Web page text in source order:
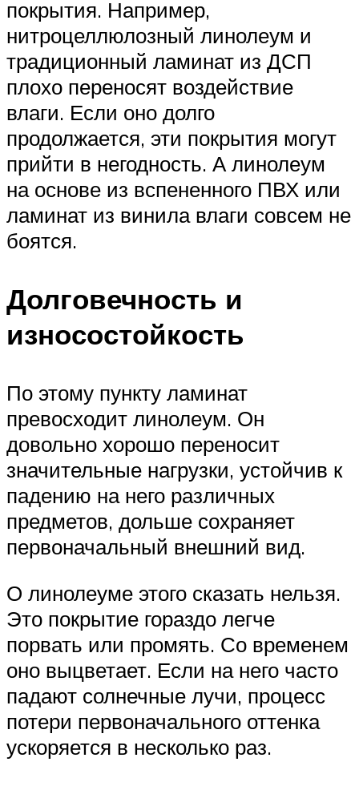
покрытия. Например,
нитроцеллюлозный линолеум и
традиционный ламинат из ДСП
плохо переносят воздействие
влаги. Если оно долго
продолжается, эти покрытия могут
прийти в негодность. А линолеум
на основе из вспененного ПВХ или
ламинат из винила влаги совсем не
боятся.
Долговечность и
износостойкость
По этому пункту ламинат
превосходит линолеум. Он
довольно хорошо переносит
значительные нагрузки, устойчив к
падению на него различных
предметов, дольше сохраняет
первоначальный внешний вид.
О линолеуме этого сказать нельзя.
Это покрытие гораздо легче
порвать или промять. Со временем
оно выцветает. Если на него часто
падают солнечные лучи, процесс
потери первоначального оттенка
ускоряется в несколько раз.